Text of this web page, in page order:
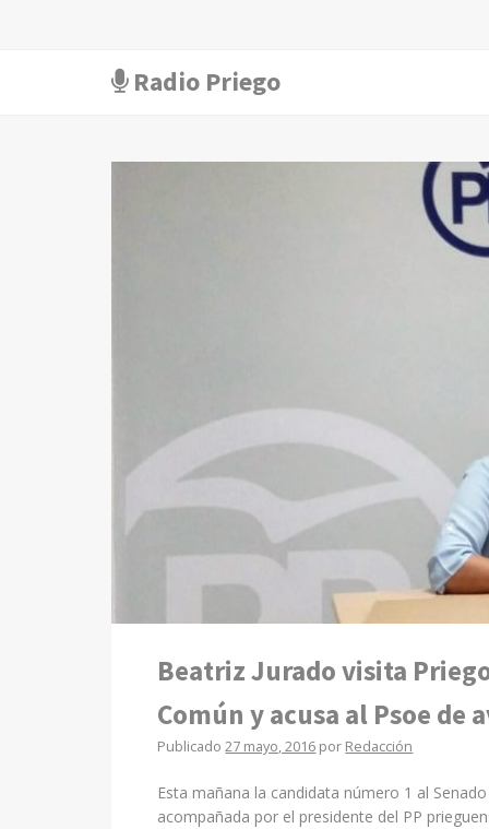
Radio Priego
Beatriz Jurado visita
Común y acusa al Psoe
Publicado27 mayo, 2016 por Redacción
Esta mañana la candidata número 1 al
acompañada por el presidente del PP